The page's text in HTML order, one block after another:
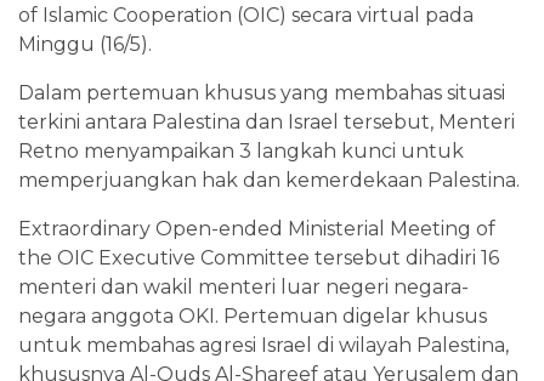
of Islamic Cooperation (OIC) secara virtual pada
Minggu (16/5).
Dalam pertemuan khusus yang membahas situasi
terkini antara Palestina dan Israel tersebut, Menteri
Retno menyampaikan 3 langkah kunci untuk
memperjuangkan hak dan kemerdekaan Palestina.
Extraordinary Open-ended Ministerial Meeting of
the OIC Executive Committee tersebut dihadiri 16
menteri dan wakil menteri luar negeri negara-
negara anggota OKI. Pertemuan digelar khusus
untuk membahas agresi Israel di wilayah Palestina,
khususnya Al-Quds Al-Shareef atau Yerusalem dan